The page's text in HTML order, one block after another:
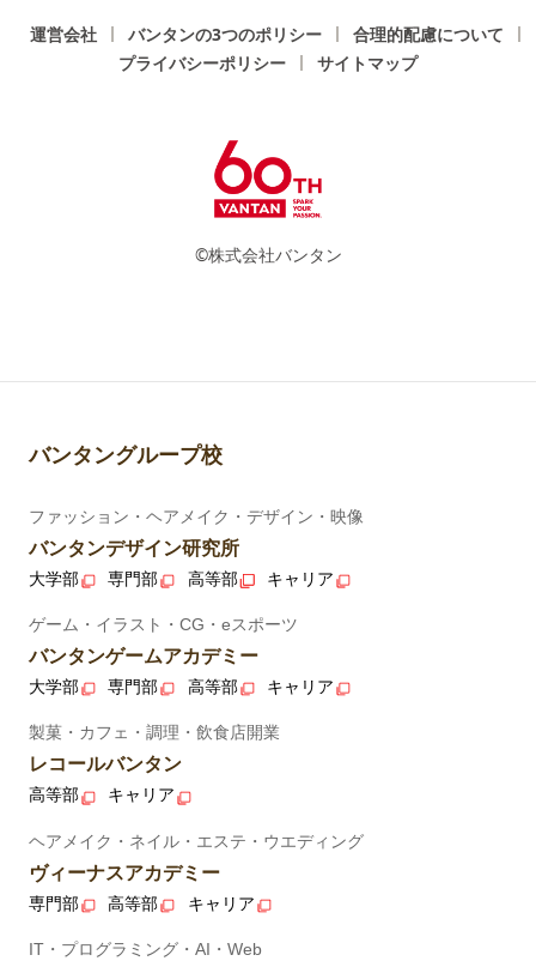
運営会社 バンタンの3つのポリシー
合理的配慮について
プライバシーポリシー
サイトマップ
©株式会社バンタン
バンタングループ校
ファッション・ヘアメイク・デザイン・映像
バンタンデザイン研究所
大学部 専門部 高等部 キャリア
ゲーム・イラスト・CG・eスポーツ
バンタンゲームアカデミー
大学部 専門部 高等部 キャリア
製菓・カフェ・調理・飲食店開業
レコールバンタン
高等部 キャリア
ヘアメイク・ネイル・エステ・ウエディング
ヴィーナスアカデミー
専門部 高等部 キャリア
IT・プログラミング・AI・Web